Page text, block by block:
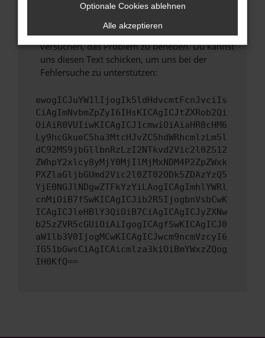
Wende dich an den Webseitenbetreiber.
Wenn du alle oben genannten Schritte versucht
hast, kontaktiere uns bitte. Wir werden
versuchen, das Problem zu beheben. Du kannst
uns diesen Text schicken, um uns bei der
Fehlersuche zu unterstützen:
ewogICJuYW1lIjogIk5ldHdvcmtFcnJvciIs
CiAgImNvbmZpZyI6IHsKICAgICJtZXRob2Qi
OiAiR0VUIiwKICAgICJ1cmwiOiAiaHR0cHM6
Ly9hcGkueC5ha3MtcHJvZC5hdWRhcmlzLm5l
dC92MS9jbGllbnRzLzI2NTkvd2Vic2l0ZS12
ZWhpY2xlcy8yMjY0MjIlMjMxNDM4P2ZpZWxk
PXZlaGljbGUmd2Vic2l0ZT02ODk5ZDAzYzQ5
YjE0NGJlNDgwZTFkYzYiLAogICAgImhlYWRl
cnMiOiB7fSwKICAgICJib2R5IjogbnVsbCwK
ICAgICJleHBlY3QiOiB7CiAgICAgICJyZXNw
b25zZVR5cGUiOiAiIgogICAgfSwKICAgICJ0
aW1lb3V0IjogMCwKICAgICJwcm9ncmVzcyI6
IG51bGwsCiAgICAicmlza3kiOiBmYWxzZQog
IH0KfQ==
Optionale Cookies ablehnen
Alle akzeptieren